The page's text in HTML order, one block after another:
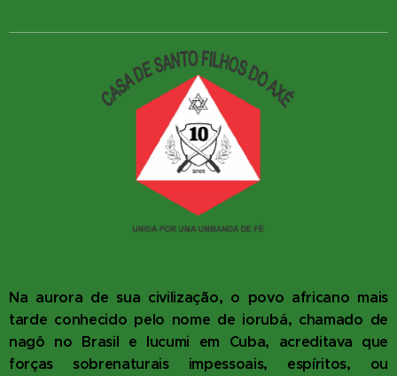
Na aurora de sua civilização, o povo africano mais
tarde conhecido pelo nome de iorubá, chamado de
nagô no Brasil e lucumi em Cuba, acreditava que
forças sobrenaturais impessoais, espíritos, ou